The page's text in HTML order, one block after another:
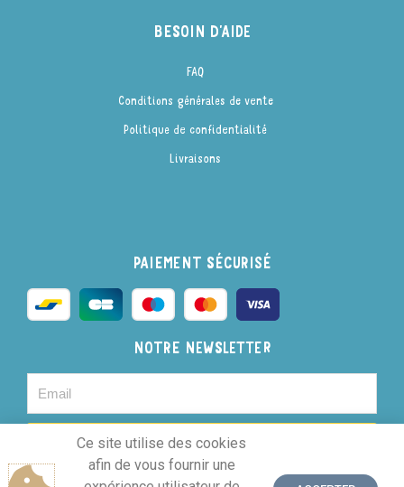
BESOIN D'AIDE
FAQ
Conditions générales de vente
Politique de confidentialité
Livraisons
PAIEMENT SÉCURISÉ
NOTRE NEWSLETTER
JE M'INSCRIS
Ce site utilise des cookies
afin de vous fournir une